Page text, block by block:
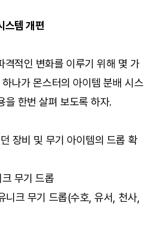
스템 개편
격적인 변화를 이루기 위해 몇 가
나가 몬스터의 아이템 분배 시스
을 한번 살펴 보도록 하자.
장비 및 무기 아이템의 드롭 확
무기 드롭
니크 무기 드롭(수호, 유서, 천사,